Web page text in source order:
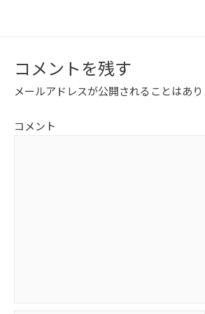
コメントを残す
メールアドレスが公開されることはあり
コメント